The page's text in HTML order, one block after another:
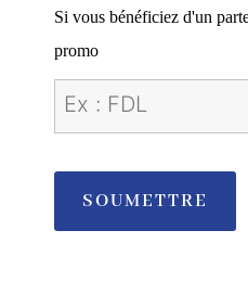
Si vous bénéficiez d'un
promo